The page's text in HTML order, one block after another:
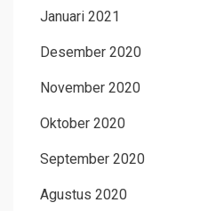
Januari 2021
Desember 2020
November 2020
Oktober 2020
September 2020
Agustus 2020